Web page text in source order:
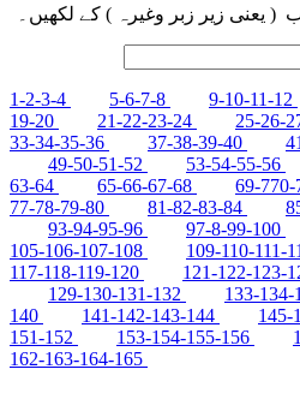
( یعنی زیر زبر وغیرہ ) کے لکھیں۔
1-2-3-4 5-6-7-8 9-10-11-12
19-20
21-22-23-24 25-26-
33-34-35-36
37-38-39-40
49-50-51-52
53-54-55-56
63-64
65-66-67-68 69-770-
77-78-79-80
81-82-83-84
93-94-95-96
97-8-99-100
105-106-107-108
109-110-111-
117-118-119-120
121-122-123-
129-130-131-132
133-134-
140
141-142-143-144 145-
151-152
153-154-155-156
162-163-164-165